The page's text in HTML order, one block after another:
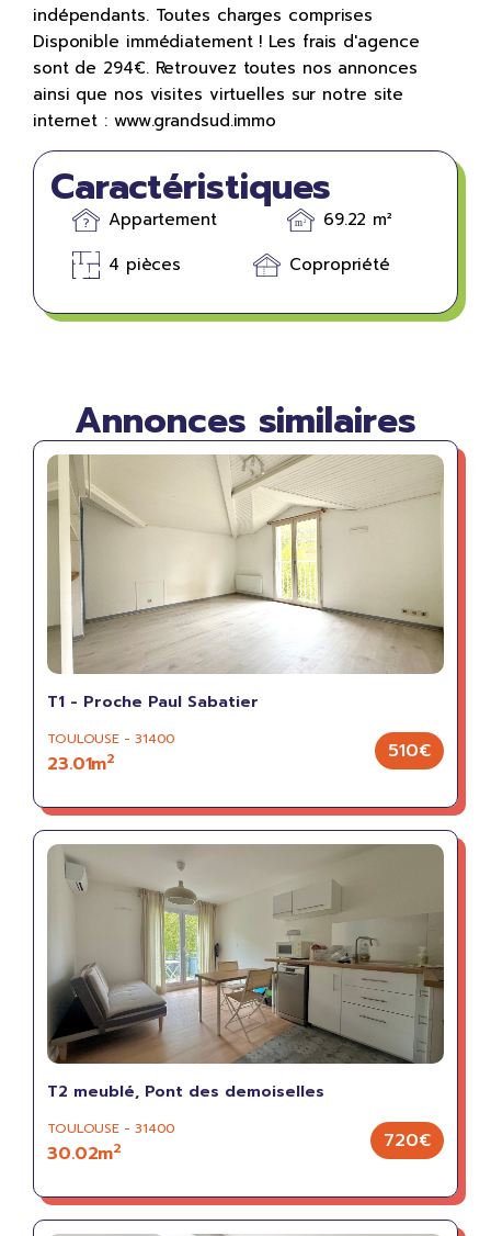
indépendants. Toutes charges comprises
Disponible immédiatement ! Les frais d'agence
sont de 294€. Retrouvez toutes nos annonces
ainsi que nos visites virtuelles sur notre site
internet : www.grandsud.immo
Caractéristiques
Appartement
69.22 m²
4 pièces
Copropriété
Annonces similaires
T1 - Proche Paul Sabatier
TOULOUSE - 31400
23.01m2 510€
T2 meublé, Pont des demoiselles
TOULOUSE - 31400
30.02m2 720€